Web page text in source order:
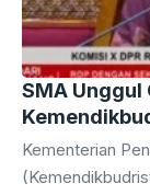
SMA Unggul
Sisdiknas
Kementerian